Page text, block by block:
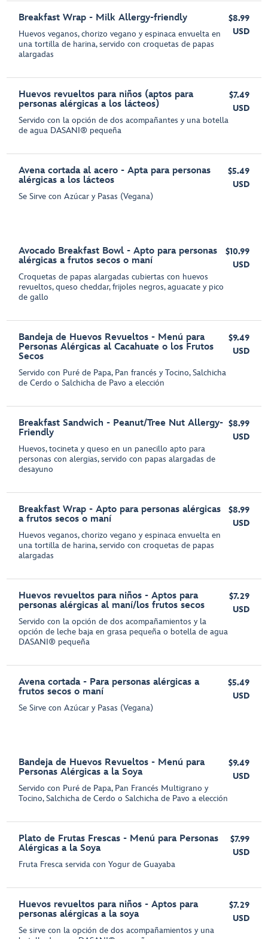
Breakfast Wrap - Milk Allergy-friendly
Huevos veganos, chorizo vegano y espinaca envuelta en
una tortilla de harina, servido con croquetas de papas
alargadas
$8.99
USD
Huevos revueltos para niños (aptos para
personas alérgicas a los lácteos)
Servido con la opción de dos acompañantes y una botella
de agua DASANI® pequeña
$7.49
USD
Avena cortada al acero - Apta para personas
alérgicas a los lácteos
Se Sirve con Azúcar y Pasas (Vegana)
$5.49
USD
Avocado Breakfast Bowl - Apto para personas
alérgicas a frutos secos o maní
Croquetas de papas alargadas cubiertas con huevos
revueltos, queso cheddar, frijoles negros, aguacate y pico
de gallo
$10.99
USD
Bandeja de Huevos Revueltos - Menú para
Personas Alérgicas al Cacahuate o los Frutos
Secos
Servido con Puré de Papa, Pan francés y Tocino, Salchicha
de Cerdo o Salchicha de Pavo a elección
$9.49
USD
Breakfast Sandwich - Peanut/Tree Nut Allergy-
Friendly
Huevos, tocineta y queso en un panecillo apto para
personas con alergias, servido con papas alargadas de
desayuno
$8.99
USD
Breakfast Wrap - Apto para personas alérgicas
a frutos secos o maní
Huevos veganos, chorizo vegano y espinaca envuelta en
una tortilla de harina, servido con croquetas de papas
alargadas
$8.99
USD
Huevos revueltos para niños - Aptos para
personas alérgicas al maní/los frutos secos
Servido con la opción de dos acompañamientos y la
opción de leche baja en grasa pequeña o botella de agua
DASANI® pequeña
$7.29
USD
Avena cortada - Para personas alérgicas a
frutos secos o maní
Se Sirve con Azúcar y Pasas (Vegana)
$5.49
USD
Bandeja de Huevos Revueltos - Menú para
Personas Alérgicas a la Soya
Servido con Puré de Papa, Pan Francés Multigrano y
Tocino, Salchicha de Cerdo o Salchicha de Pavo a elección
$9.49
USD
Plato de Frutas Frescas - Menú para Personas
Alérgicas a la Soya
Fruta Fresca servida con Yogur de Guayaba
$7.99
USD
Huevos revueltos para niños - Aptos para
personas alérgicas a la soya
Se sirve con la opción de dos acompañamientos y una
$7.29
USD